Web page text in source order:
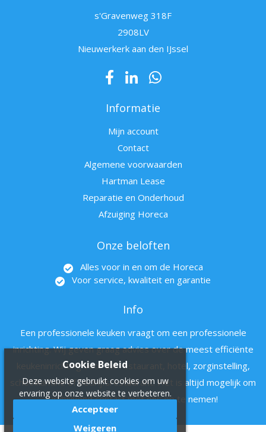
s'Gravenweg 318F
2908LV
Nieuwerkerk aan den IJssel
Informatie
Mijn account
Contact
Algemene voorwaarden
Hartman Lease
Reparatie en Onderhoud
Afzuiging Horeca
Onze beloften
Alles voor in en om de Horeca
Voor service, kwaliteit en garantie
Info
Een professionele keuken vraagt om een professionele
inrichting. Wij geven graag advies over de meest efficiënte
keukeninrichting voor uw restaurant, hotel, zorginstelling,
schoolkantine of bedrijfsrestaurant. Het is altijd mogelijk om
vrijblijvend contact met ons op te nemen!
Cookie Beleid
Deze website gebruikt cookies om uw
ervaring op onze website te verbeteren.
Accepteer
Weigeren